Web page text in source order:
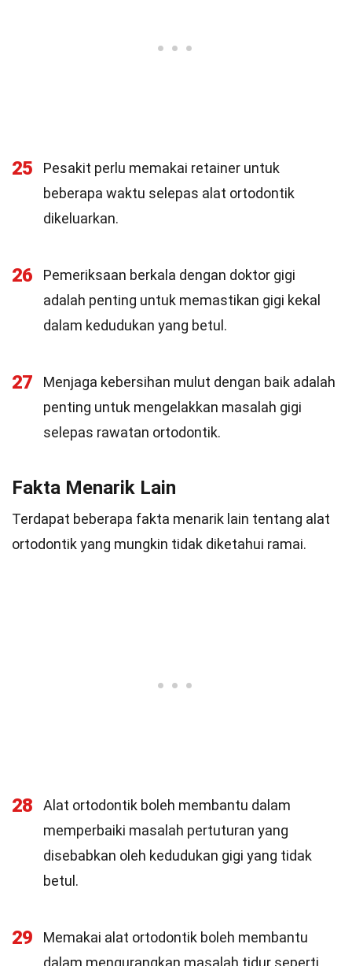
25
Pesakit perlu memakai retainer untuk
beberapa waktu selepas alat ortodontik
dikeluarkan.
26
Pemeriksaan berkala dengan doktor gigi
adalah penting untuk memastikan gigi kekal
dalam kedudukan yang betul.
27
Menjaga kebersihan mulut dengan baik adalah
penting untuk mengelakkan masalah gigi
selepas rawatan ortodontik.
Fakta Menarik Lain
Terdapat beberapa fakta menarik lain tentang alat
ortodontik yang mungkin tidak diketahui ramai.
28
Alat ortodontik boleh membantu dalam
memperbaiki masalah pertuturan yang
disebabkan oleh kedudukan gigi yang tidak
betul.
29
Memakai alat ortodontik boleh membantu
dalam mengurangkan masalah tidur seperti